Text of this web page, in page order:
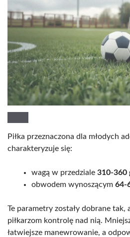
Piłka przeznaczona dla młodych
charakteryzuje się:
wagą w przedziale 310-360
obwodem wynoszącym 64-
Te parametry zostały dobrane tak,
piłkarzom kontrolę nad nią.
łatwiejsze manewrowanie, a